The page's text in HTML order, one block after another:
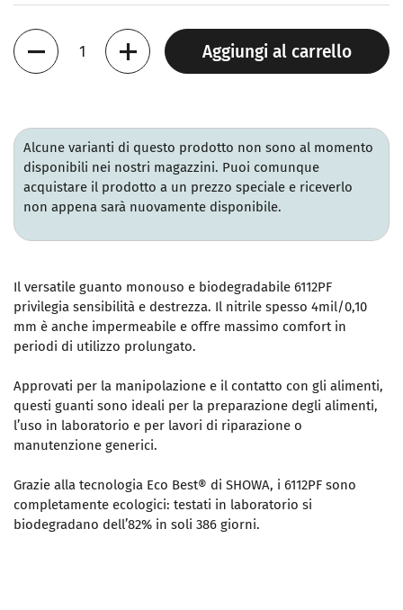
Quantità
Aggiungi al carrello
Alcune varianti di questo prodotto non sono al momento
disponibili nei nostri magazzini. Puoi comunque
acquistare il prodotto a un prezzo speciale e riceverlo
non appena sarà nuovamente disponibile.
Il versatile guanto monouso e biodegradabile 6112PF
privilegia sensibilità e destrezza. Il nitrile spesso 4mil/0,10
mm è anche impermeabile e offre massimo comfort in
periodi di utilizzo prolungato.
Approvati per la manipolazione e il contatto con gli alimenti,
questi guanti sono ideali per la preparazione degli alimenti,
l’uso in laboratorio e per lavori di riparazione o
manutenzione generici.
Grazie alla tecnologia Eco Best® di SHOWA, i 6112PF sono
completamente ecologici: testati in laboratorio si
biodegradano dell’82% in soli 386 giorni.